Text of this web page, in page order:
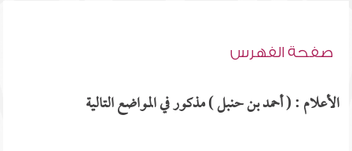
صفحة الفهرس
الأعلام : ( أحمد بن حنبل ) مذكور في المواضع التالية